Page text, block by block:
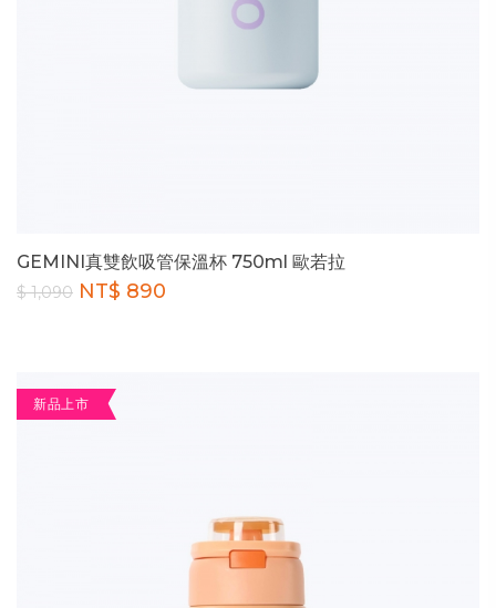
GEMINI真雙飲吸管保溫杯 750ml 歐若拉
$ 1,090 NT$ 890
新品上市